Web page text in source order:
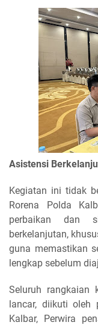
Asistensi
Kegiatan ini tidak
Rorena Polda
perbaikan dan
berkelanjutan,
guna memastikan
lengkap sebelum
Seluruh rangkaian
lancar, diikuti oleh
Kalbar, Perwira